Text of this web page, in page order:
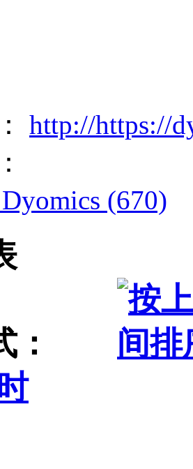
http://https://
Dyomics (670)
：